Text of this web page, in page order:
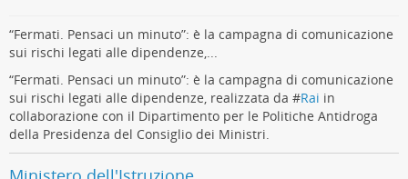
“Fermati. Pensaci un minuto”: è la campagna di comunicazione
sui rischi legati alle dipendenze,...
“Fermati. Pensaci un minuto”: è la campagna di comunicazione
sui rischi legati alle dipendenze, realizzata da #Rai in
collaborazione con il Dipartimento per le Politiche Antidroga
della Presidenza del Consiglio dei Ministri.